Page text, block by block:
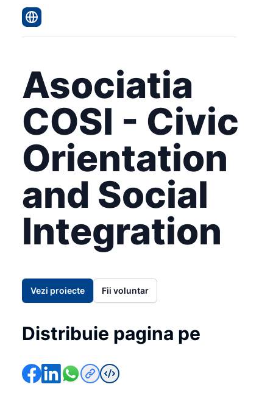
Asociatia
COSI - Civic
Orientation
and Social
Integration
Vezi proiecte Fii voluntar
Distribuie pagina pe